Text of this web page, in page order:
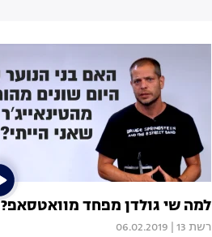
למה שי גולדן מפחד מוואטסאפ?
רשת 13 06.02.2019